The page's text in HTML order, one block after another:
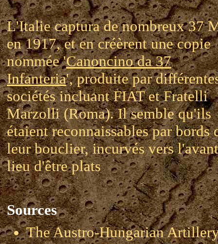
L'Italie captura de nombreux 37
en 1917, et en créèrent une copie
nommée 'Canoncino da 37
Infanteria', produite par
sociétés incluant FIAT et Fratelli
Marzolli (Roma). Il semble qu'ils
étaient reconnaissables par bords
leur bouclier, incurvés vers
lieu d'être plats
Sources
The Austro-Hungarian